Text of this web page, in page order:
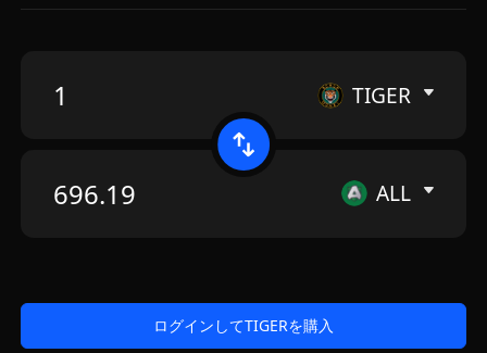
TIGER
ALL
ログインしてTIGERを購入